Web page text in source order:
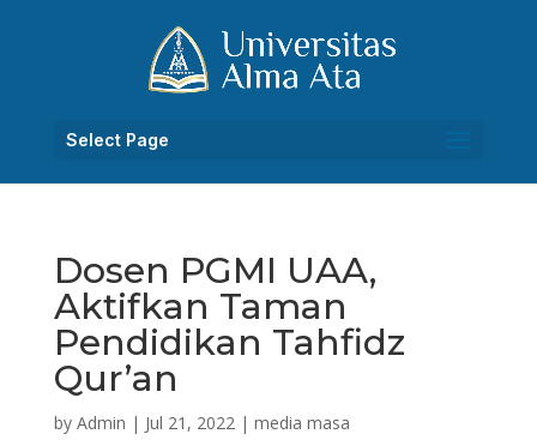
Select Page
Dosen PGMI UAA,
Aktifkan Taman
Pendidikan Tahfidz
Qur’an
by Admin | Jul 21, 2022| media masa